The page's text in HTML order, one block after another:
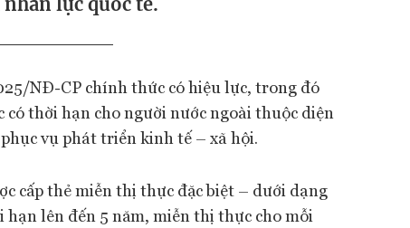
NĐ-CP chính thức có hiệu lực, trong đó
thời hạn cho người nước ngoài thuộc diện
vụ phát triển kinh tế – xã hội.
cấp thẻ miễn thị thực đặc biệt – dưới dạng
lên đến 5 năm, miễn thị thực cho mỗi